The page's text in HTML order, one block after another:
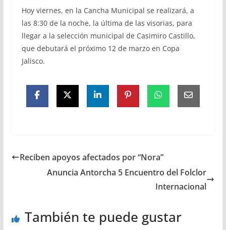
Hoy viernes, en la Cancha Municipal se realizará, a
las 8:30 de la noche, la última de las visorias, para
llegar a la selección municipal de Casimiro Castillo,
que debutará el próximo 12 de marzo en Copa
Jalisco.
Reciben apoyos afectados por “Nora”
Anuncia Antorcha 5 Encuentro del Folclor
Internacional
También te puede gustar